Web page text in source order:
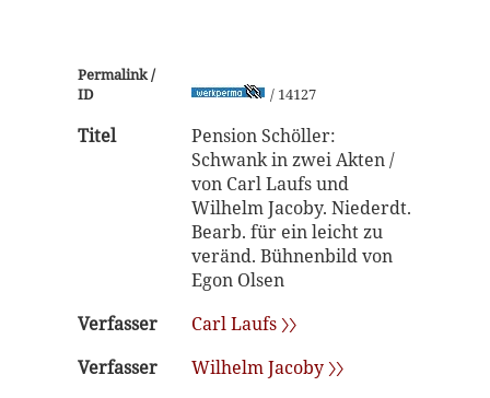
Permalink /
ID
/ 14127
Titel
Pension Schöller:
Schwank in zwei Akten /
von Carl Laufs und
Wilhelm Jacoby. Niederdt.
Bearb. für ein leicht zu
veränd. Bühnenbild von
Egon Olsen
Verfasser
Carl Laufs 〉〉
Verfasser
Wilhelm Jacoby 〉〉